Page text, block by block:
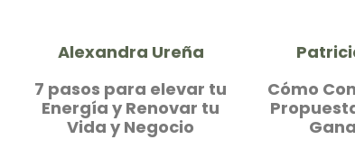
Alexandra Ureña
7 pasos para elevar tu
Energía y Renovar tu
Vida y Negocio
Cómo